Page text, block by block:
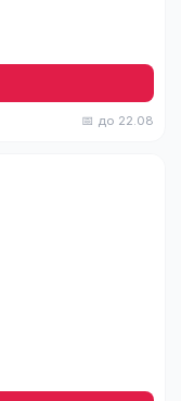
📅 до 22.08